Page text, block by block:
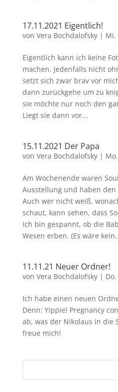
17.11.2021 Eigentlich!
von Vera Bochdalofsky| Mi.
Eigentlich kann ich keine
machen. Jedenfalls nicht
setzt sich zwar brav vor
dann zurückgehe um zu
sie möchte nur noch den
Liegt sie dann vor...
15.11.2021 Der Papa
von Vera Bochdalofsky|
Am Wochenende waren
Ausstellung und haben
Auch wer nicht weiß,
schaut, kann sehen, dass
Ich bin gespannt, ob die
Wesen erben. (Es wäre
11.11.21 Neuer Ordner!
von Vera Bochdalofsky|
Ich habe einen neuen
Denn: Yippie! Pregnancy
ab, was der Nikolaus in die
freue mich!